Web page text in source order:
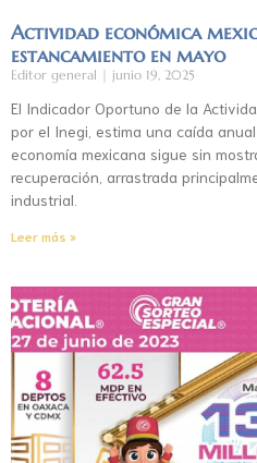
Actividad económica
estancamiento en mayo
Editor general junio 19, 2025
El Indicador Oportuno de la
por el Inegi, estima una caída
economía mexicana sigue sin
recuperación, arrastrada
industrial.
Leer más »